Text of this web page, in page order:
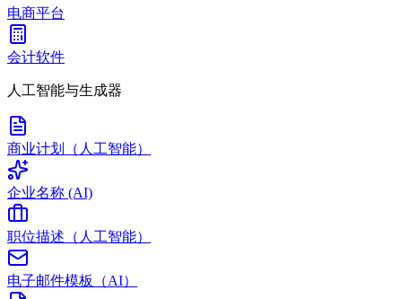
电商平台
会计软件
人工智能与生成器
商业计划（人工智能）
企业名称 (AI)
职位描述（人工智能）
电子邮件模板（AI）